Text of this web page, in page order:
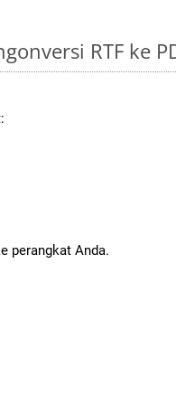
RTF ke
perangkat Anda.